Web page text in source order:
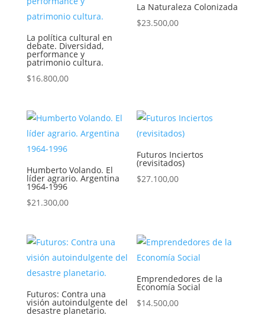
La política cultural en
debate. Diversidad,
performance y
patrimonio cultura.
$16.800,00
La Naturaleza Colonizada
$23.500,00
Humberto Volando. El
líder agrario. Argentina
1964-1996
$21.300,00
Futuros Inciertos
(revisitados)
$27.100,00
Futuros: Contra una
visión autoindulgente del
desastre planetario.
Emprendedores de la
Economía Social
$14.500,00